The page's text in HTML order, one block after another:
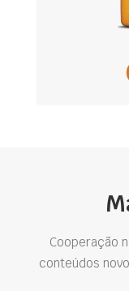
Cooperação
conteúdos